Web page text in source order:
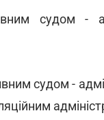
судом -
судом -